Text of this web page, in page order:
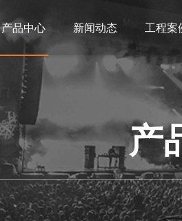
产品中心 新闻动态 工程案
产